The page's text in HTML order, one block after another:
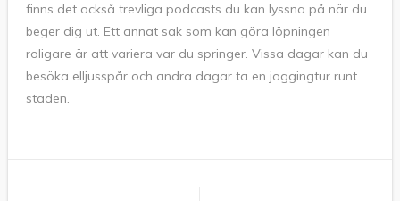
finns det också trevliga podcasts du kan lyssna på när du
beger dig ut. Ett annat sak som kan göra löpningen
roligare är att variera var du springer. Vissa dagar kan du
besöka elljusspår och andra dagar ta en joggingtur runt
staden.